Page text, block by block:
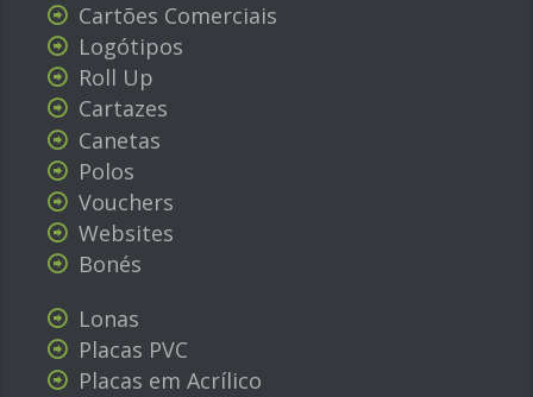
Cartões Comerciais
Logótipos
Roll Up
Cartazes
Canetas
Polos
Vouchers
Websites
Bonés
Lonas
Placas PVC
Placas em Acrílico